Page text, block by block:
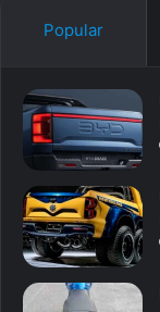
Popular